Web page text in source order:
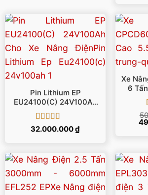
Pin Lithium EP
EU24100(C) 24V100Ah
Cho Xe Nâng Điện
Được xếp
32.000.000₫
Xe
6